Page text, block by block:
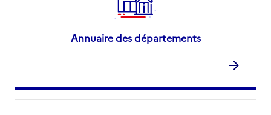
04 38 02 04 10
Voir la fiche
Annuaire des départements